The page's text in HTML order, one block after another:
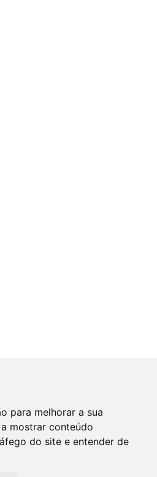
para melhorar a sua
mostrar conteúdo
do site e entender de
das nossas
e muito mais...